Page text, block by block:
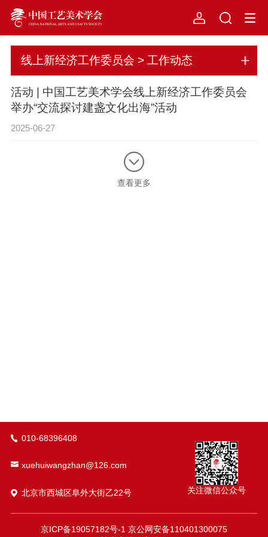
线上新经济工作委员会 > 工作动态
活动 | 中国工艺美术学会线上新经济工作委员会
举办“交流探讨建盏文化出海”活动
2025-06-27
查看更多
010-68396408
xuehuiwangzhan@126.com
北京市西城区阜外大街乙22号 关注微信公众号
京ICP备19057182号-1 京公网安备110401300075